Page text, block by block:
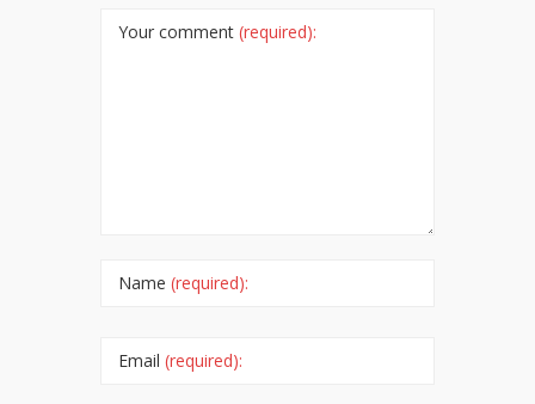
Your comment (required):
Name (required):
Email (required):